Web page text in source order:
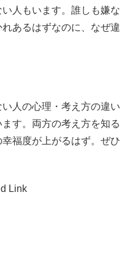
人もいます。誰しも嫌な
あるはずなのに、なぜ違
人の心理・考え方の違い
す。両方の考え方を知る
福度が上がるはず。ぜひ
Link